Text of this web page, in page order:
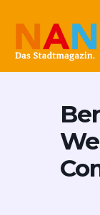
Inhalt
springen